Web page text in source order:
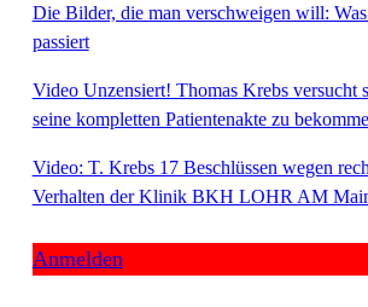
Die Bilder, die man verschweigen will: Was
passiert
Video Unzensiert! Thomas Krebs versucht
seine kompletten Patientenakte zu
Video: T. Krebs 17 Beschlüssen wegen
Verhalten der Klinik BKH LOHR AM
Anmelden